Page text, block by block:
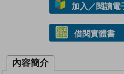
加入／閱讀電
借閱實體書
內容簡介